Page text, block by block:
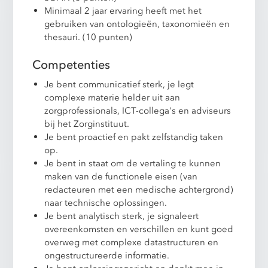
Minimaal 2 jaar ervaring heeft met het
gebruiken van ontologieën, taxonomieën en
thesauri. (10 punten)
Competenties
Je bent communicatief sterk, je legt
complexe materie helder uit aan
zorgprofessionals, ICT-collega's en adviseurs
bij het Zorginstituut.
Je bent proactief en pakt zelfstandig taken
op.
Je bent in staat om de vertaling te kunnen
maken van de functionele eisen (van
redacteuren met een medische achtergrond)
naar technische oplossingen.
Je bent analytisch sterk, je signaleert
overeenkomsten en verschillen en kunt goed
overweg met complexe datastructuren en
ongestructureerde informatie.